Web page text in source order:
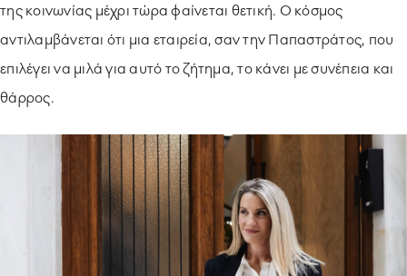
της κοινωνίας μέχρι τώρα φαίνεται θετική. Ο κόσμος
αντιλαμβάνεται ότι μια εταιρεία, σαν την Παπαστράτος, που
επιλέγει να μιλά για αυτό το ζήτημα, το κάνει με συνέπεια και
θάρρος.